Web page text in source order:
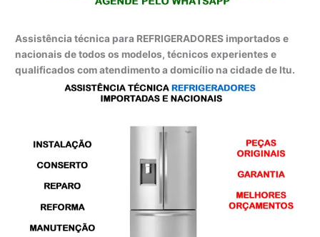
Assistência técnica para REFRIGERADORES importados e
nacionais de todos os modelos, técnicos experientes e
qualificados com atendimento a domicílio na cidade de Itu.